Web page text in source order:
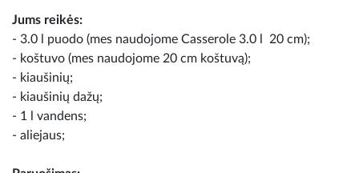
Jums reikės:
- 3.0 l puodo (mes naudojome Casserole 3.0 l 20 cm);
- koštuvo (mes naudojome 20 cm koštuvą);
- kiaušinių;
- kiaušinių dažų;
- 1 l vandens;
- aliejaus;